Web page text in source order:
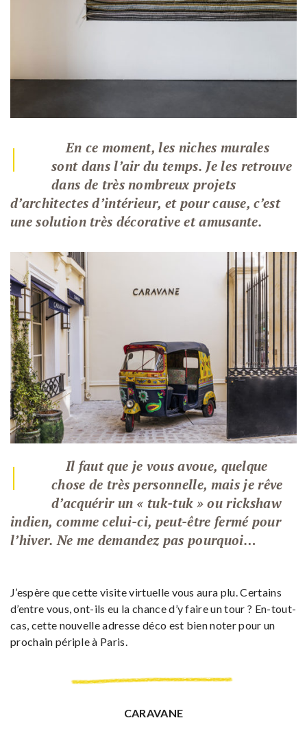
|
En ce moment, les niches murales
sont dans l’air du temps. Je les retrouve
dans de très nombreux projets
d’architectes d’intérieur, et pour cause, c’est
une solution très décorative et amusante.
|
Il faut que je vous avoue, quelque
chose de très personnelle, mais je rêve
d’acquérir un « tuk-tuk » ou rickshaw
indien, comme celui-ci, peut-être fermé pour
l’hiver. Ne me demandez pas pourquoi…
J’espère que cette visite virtuelle vous aura plu. Certains
d’entre vous, ont-ils eu la chance d’y faire un tour ? En-tout-
cas, cette nouvelle adresse déco est bien noter pour un
prochain périple à Paris.
CARAVANE